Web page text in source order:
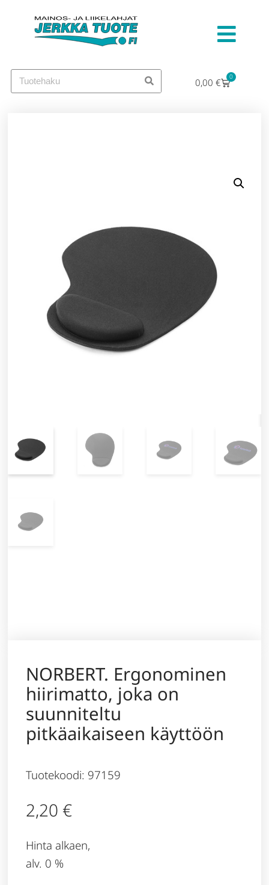
0,00 € 0
NORBERT. Ergonominen
hiirimatto, joka on
suunniteltu
pitkäaikaiseen käyttöön
Tuotekoodi: 97159
2,20 €
Hinta alkaen,
alv. 0 %